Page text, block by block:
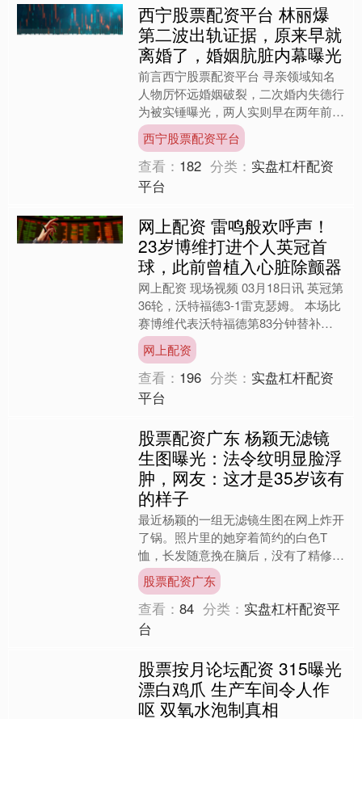
西宁股票配资平台 林丽爆
第二波出轨证据，原来早就
离婚了，婚姻肮脏内幕曝光
前言西宁股票配资平台 寻亲领域知名
人物厉怀远婚姻破裂，二次婚内失德行
为被实锤曝光，两人实则早在两年前已
悄然办理离婚手续？ 一边是他公开倾
诉婚姻中如履薄冰、尊严尽....
西宁股票配资平台
查看： 182 分类： 实盘杠杆配资
平台
网上配资 雷鸣般欢呼声！
23岁博维打进个人英冠首
球，此前曾植入心脏除颤器
网上配资 现场视频 03月18日讯 英冠第
36轮，沃特福德3-1雷克瑟姆。 本场比
赛博维代表沃特福德第83分钟替补登
场，第94分钟收获进球。这也是他的
英冠首球。....
网上配资
查看： 196 分类： 实盘杠杆配资
平台
股票配资广东 杨颖无滤镜
生图曝光：法令纹明显脸浮
肿，网友：这才是35岁该有
的样子
最近杨颖的一组无滤镜生图在网上炸开
了锅。照片里的她穿着简约的白色T
恤，长发随意挽在脑后，没有了精修图
里的完美滤镜，法令纹像两道浅浅的沟
壑从鼻翼延伸到嘴角，笑起来....
股票配资广东
查看：84 分类： 实盘杠杆配资平
台
股票按月论坛配资 315曝光
漂白鸡爪 生产车间令人作
呕 双氧水泡制真相